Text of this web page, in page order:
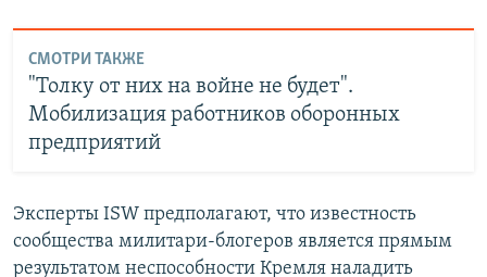
СМОТРИ ТАКЖЕ
"Толку от них на войне не будет".
Мобилизация работников оборонных
предприятий
Эксперты ISW предполагают, что известность
сообщества милитари-блогеров является прямым
результатом неспособности Кремля наладить